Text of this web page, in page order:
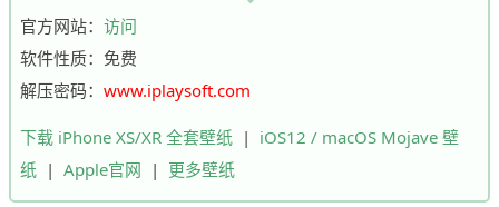
官方网站： 访问
软件性质：免费
解压密码： www.iplaysoft.com
下载 iPhone XS/XR 全套壁纸 | iOS12 / macOS Mojave 壁
纸 | Apple官网 | 更多壁纸